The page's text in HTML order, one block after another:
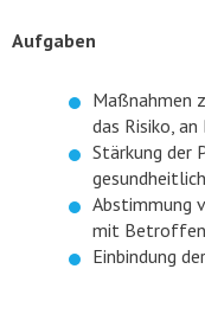
Aufgaben
Maßnahmen
das Risiko,
Stärkung der
Abstimmung
mit
Einbindung